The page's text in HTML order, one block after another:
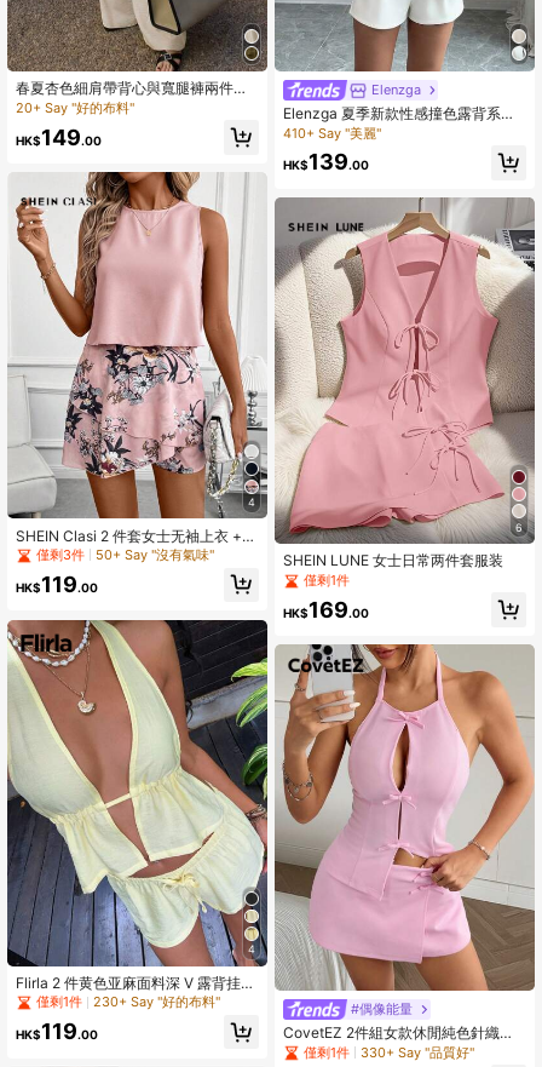
春夏杏色細肩帶背心與寬腿褲兩件
套，極簡都市海灘度假日常穿搭，優
20+ Say "好的布料"
HK$149.00
4
SHEIN Clasi 2 件套女士无袖上衣 +
印花短裤套装，粉色女士套装度假两
件套女士夏季服装女士春季服装两件
套夏季套装
僅剩3件 50+ Say "沒有氣味"
HK$119.00
4
Flirla 2 件黄色亚麻面料深 V 露背挂脖
系带短款上衣和高腰褶皱短裤套装，
性感优雅休闲海滩度假派对夏季女装
僅剩1件 230+ Say "好的布料"
HK$119.00
Elenzga
Elenzga 夏季新款性感撞色露背系带
短款上衣 + 短裤，带斜口袋撞色饰边
女式 2 件套
410+ Say "美麗"
HK$139.00
6
SHEIN LUNE 女士日常两件套服装
僅剩1件
HK$169.00
#偶像能量
CovetEZ 2件組女款休閒純色針織高
領上衣與低腰裙褲套裝
僅剩1件 330+ Say "品質好"